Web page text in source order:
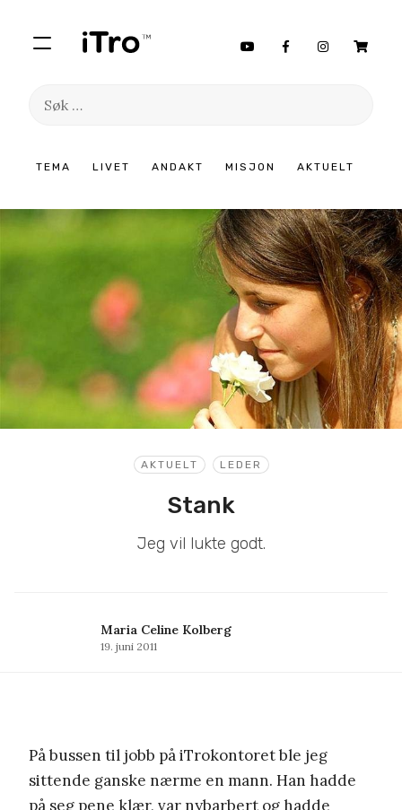
TEMA LIVET ANDAKT MISJON AKTUELT
Søk
innhold
AKTUELT LEDER
Stank
Jeg vil lukte godt.
Maria Celine Kolberg
19. juni 2011
På bussen til jobb på iTrokontoret ble jeg
sittende ganske nærme en mann. Han hadde
på seg pene klær, var nybarbert og hadde